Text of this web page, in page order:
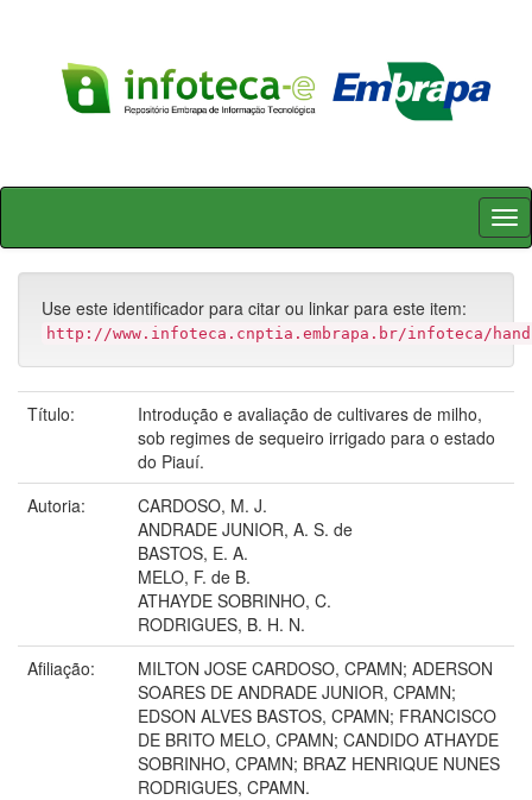
Skip
Use este identificador para citar ou linkar para este item:
http://www.infoteca.cnptia.embrapa.br/infoteca/
Título:
Introdução e avaliação de cultivares de milho,
sob regimes de sequeiro irrigado para o estado
do Piauí.
Autoria:
CARDOSO, M. J.
ANDRADE JUNIOR, A. S. de
BASTOS, E. A.
MELO, F. de B.
ATHAYDE SOBRINHO, C.
RODRIGUES, B. H. N.
Afiliação:
MILTON JOSE CARDOSO, CPAMN; ADERSON
SOARES DE ANDRADE JUNIOR, CPAMN;
EDSON ALVES BASTOS, CPAMN; FRANCISCO
DE BRITO MELO, CPAMN; CANDIDO ATHAYDE
SOBRINHO, CPAMN; BRAZ HENRIQUE NUNES
RODRIGUES, CPAMN.